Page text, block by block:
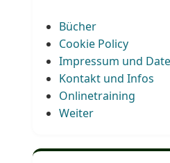
Bücher
Cookie Policy
Impressum und
Kontakt und Infos
Onlinetraining
Weiter